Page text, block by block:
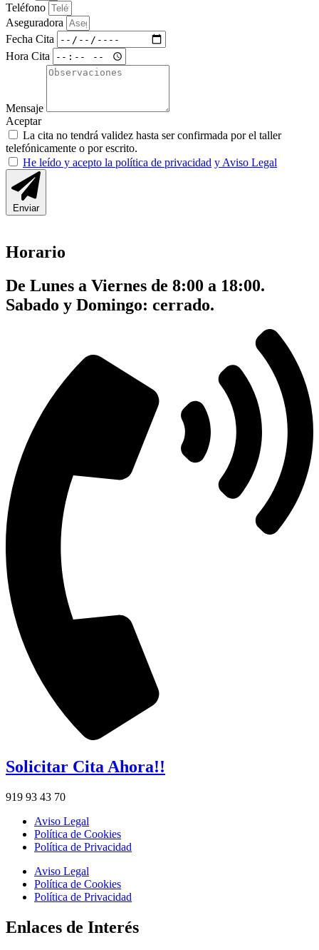
Teléfono
Aseguradora
Fecha Cita
Hora Cita
Mensaje
Aceptar
La cita no tendrá validez hasta ser confirmada por el taller
telefónicamente o por escrito.
He leído y acepto la política de privacidad y Aviso Legal
Enviar
Horario
De Lunes a Viernes de 8:00 a 18:00.
Sabado y Domingo: cerrado.
Solicitar Cita Ahora!!
919 93 43 70
Aviso Legal
Política de Cookies
Política de Privacidad
Aviso Legal
Política de Cookies
Política de Privacidad
Enlaces de Interés